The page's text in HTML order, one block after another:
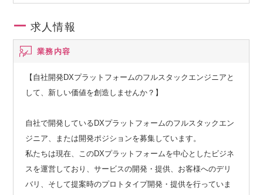
求人情報
業務内容
【自社開発DXプラットフォームのフルスタックエンジニアと
して、新しい価値を創造しませんか？】
自社で開発しているDXプラットフォームのフルスタックエン
ジニア、または開発ポジションを募集しています。
私たちは現在、このDXプラットフォームを中心としたビジネ
スを運営しており、サービスの開発・提供、お客様へのデリ
バリ、そして提案時のプロトタイプ開発・提供を行っていま